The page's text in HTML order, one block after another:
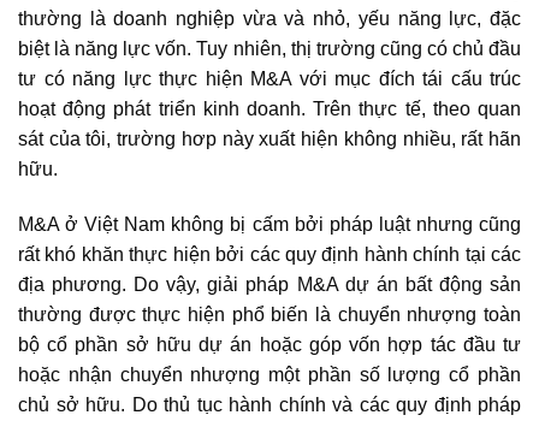
thường là doanh nghiệp vừa và nhỏ, yếu năng lực, đặc
biệt là năng lực vốn. Tuy nhiên, thị trường cũng có chủ đầu
tư có năng lực thực hiện M&A với mục đích tái cấu trúc
hoạt động phát triển kinh doanh. Trên thực tế, theo quan
sát của tôi, trường hơp này xuất hiện không nhiều, rất hãn
hữu.
M&A ở Việt Nam không bị cấm bởi pháp luật nhưng cũng
rất khó khăn thực hiện bởi các quy định hành chính tại các
địa phương. Do vậy, giải pháp M&A dự án bất động sản
thường được thực hiện phổ biến là chuyển nhượng toàn
bộ cổ phần sở hữu dự án hoặc góp vốn hợp tác đầu tư
hoặc nhận chuyển nhượng một phần số lượng cổ phần
chủ sở hữu. Do thủ tục hành chính và các quy định pháp